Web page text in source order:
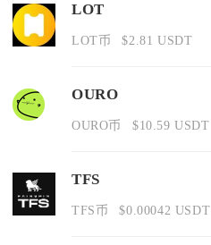
LOT
LOT币 $2.81 USDT
OURO
OURO币 $10.59 USDT
TFS
TFS币 $0.00042 USDT